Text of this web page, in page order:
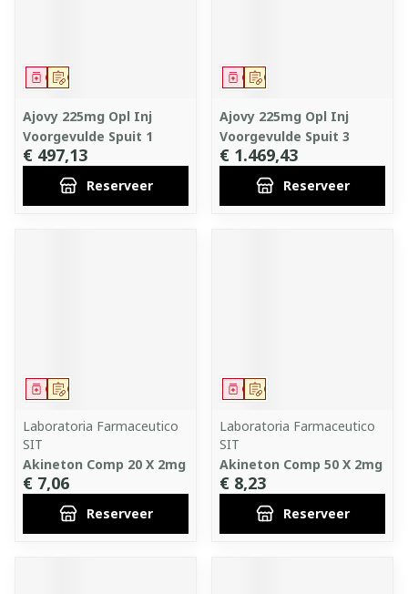
Op voorschrift
Geneesmiddel
Ajovy 225mg Opl Inj
Voorgevulde Spuit 1
€ 497,13
Reserveer
Op voorschrift
Geneesmiddel
Ajovy 225mg Opl Inj
Voorgevulde Spuit 3
€ 1.469,43
Reserveer
Op voorschrift
Geneesmiddel
Laboratoria Farmaceutico
SIT
Akineton Comp 20 X 2mg
€ 7,06
Reserveer
Op voorschrift
Geneesmiddel
Laboratoria Farmaceutico
SIT
Akineton Comp 50 X 2mg
€ 8,23
Reserveer